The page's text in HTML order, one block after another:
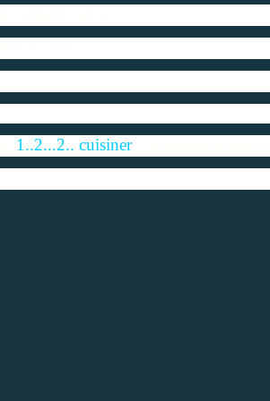
1..2...2.. cuisiner.. ont trouvés chez